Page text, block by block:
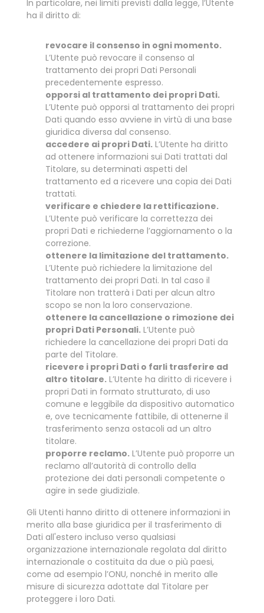
In particolare, nei limiti previsti dalla legge, l’Utente
ha il diritto di:
revocare il consenso in ogni momento.
L’Utente può revocare il consenso al
trattamento dei propri Dati Personali
precedentemente espresso.
opporsi al trattamento dei propri Dati.
L’Utente può opporsi al trattamento dei propri
Dati quando esso avviene in virtù di una base
giuridica diversa dal consenso.
accedere ai propri Dati.L’Utente ha diritto
ad ottenere informazioni sui Dati trattati dal
Titolare, su determinati aspetti del
trattamento ed a ricevere una copia dei Dati
trattati.
verificare e chiedere la rettificazione.
L’Utente può verificare la correttezza dei
propri Dati e richiederne l’aggiornamento o la
correzione.
ottenere la limitazione del trattamento.
L’Utente può richiedere la limitazione del
trattamento dei propri Dati. In tal caso il
Titolare non tratterà i Dati per alcun altro
scopo se non la loro conservazione.
ottenere la cancellazione o rimozione dei
propri Dati Personali.L’Utente può
richiedere la cancellazione dei propri Dati da
parte del Titolare.
ricevere i propri Dati o farli trasferire ad
altro titolare.L’Utente ha diritto di ricevere i
propri Dati in formato strutturato, di uso
comune e leggibile da dispositivo automatico
e, ove tecnicamente fattibile, di ottenerne il
trasferimento senza ostacoli ad un altro
titolare.
proporre reclamo.L’Utente può proporre un
reclamo all’autorità di controllo della
protezione dei dati personali competente o
agire in sede giudiziale.
Gli Utenti hanno diritto di ottenere informazioni in
merito alla base giuridica per il trasferimento di
Dati all'estero incluso verso qualsiasi
organizzazione internazionale regolata dal diritto
internazionale o costituita da due o più paesi,
come ad esempio l’ONU, nonché in merito alle
misure di sicurezza adottate dal Titolare per
proteggere i loro Dati.